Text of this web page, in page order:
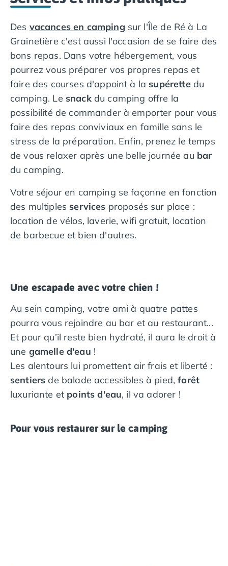
plus anciens de l'île, où il fait bon se promener sur le
port, se détendre en terrasse, visiter le marché
médiéval, ou contempler les magnifiques demeures
bourgeoises d'une époque révolue.
La Flotte-en-Ré, située en Charente-Maritime, offre
une multitude d'activités et de sites à découvrir lors
de votre séjour en mobil-home. Flânez dans son
charmant port et imprégnez-vous de l'atmosphère
maritime. Vous pourrez vous promener le long des
quais de La Flotte-en-Ré, observer les pêcheurs
décharger leur prise du jour, ou simplement vous
installer en terrasse pour déguster des fruits de mer
frais. Découvrez son riche patrimoine historique en
visitant ses monuments tels que l'église Sainte-
Catherine ou le Fort de La Prée. Profitez des plages
de sable fin comme la plage de la Clavette et la
plage de l'Arnérault pour vous détendre et vous
adonner à des activités nautiques telles que la voile
ou le paddle.
vacances en camping, mais également le moyen
optimal de découvrir à votre propre rythme la
richesse des paysages et du patrimoine de l'île. C'est
pour cette raison que le camping vous propose la
location de vélos comme service. C'est une
opportunité exceptionnelle d'observer la nature en
s'éloignant des chemins traditionnels et de visiter les
charmants villages de l'Île de Ré, y compris leurs
recoins secrets.
À proximité du camping La Grainetière, de
recherchiez une étendue de sable fin pour une journée
Des vacances en camping sur l'Île de Ré à La
Grainetière c'est aussi l'occasion de se faire des
bons repas. Dans votre hébergement, vous
pourrez vous préparer vos propres repas et
faire des courses d'appoint à la supérette du
camping. Le snack du camping offre la
possibilité de commander à emporter pour vous
faire des repas conviviaux en famille sans le
stress de la préparation. Enfin, prenez le temps
de vous relaxer après une belle journée au bar
du camping.
Votre séjour en camping se façonne en fonction
des multiples services proposés sur place :
location de vélos, laverie, wifi gratuit, location
de barbecue et bien d'autres.
Une escapade avec votre chien !
Au sein camping, votre ami à quatre pattes
pourra vous rejoindre au bar et au restaurant...
Et pour qu’il reste bien hydraté, il aura le droit à
une gamelle d'eau !
Les alentours lui promettent air frais et liberté :
sentiersde balade accessibles à pied,forêt
luxuriante et points d'eau, il va adorer !
Pour vous restaurer sur le camping